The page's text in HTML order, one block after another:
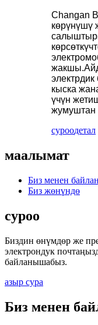
Changan
көрүнүшү
кыска
үчүн
жумуштан
суроодетал
маалымат
Биз менен
Биз жөнүндө
суроо
Биздин өнүмдөр же
электрондук
байланышабыз.
азыр сура
Биз менен